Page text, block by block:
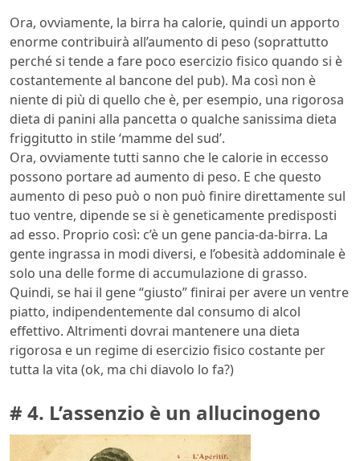
Ora, ovviamente, la birra ha calorie, quindi un apporto
enorme contribuirà all’aumento di peso (soprattutto
perché si tende a fare poco esercizio fisico quando si è
costantemente al bancone del pub). Ma così non è
niente di più di quello che è, per esempio, una rigorosa
dieta di panini alla pancetta o qualche sanissima dieta
friggitutto in stile ‘mamme del sud’.
Ora, ovviamente tutti sanno che le calorie in eccesso
possono portare ad aumento di peso. E che questo
aumento di peso può o non può finire direttamente sul
tuo ventre, dipende se si è geneticamente predisposti
ad esso. Proprio così: c’è un gene pancia-da-birra. La
gente ingrassa in modi diversi, e l’obesità addominale è
solo una delle forme di accumulazione di grasso.
Quindi, se hai il gene “giusto” finirai per avere un ventre
piatto, indipendentemente dal consumo di alcol
effettivo. Altrimenti dovrai mantenere una dieta
rigorosa e un regime di esercizio fisico costante per
tutta la vita (ok, ma chi diavolo lo fa?)
# 4. L’assenzio è un allucinogeno